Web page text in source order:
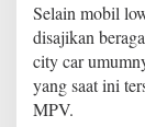
Selain mobil
disajikan
city car
yang saat ini
MPV.